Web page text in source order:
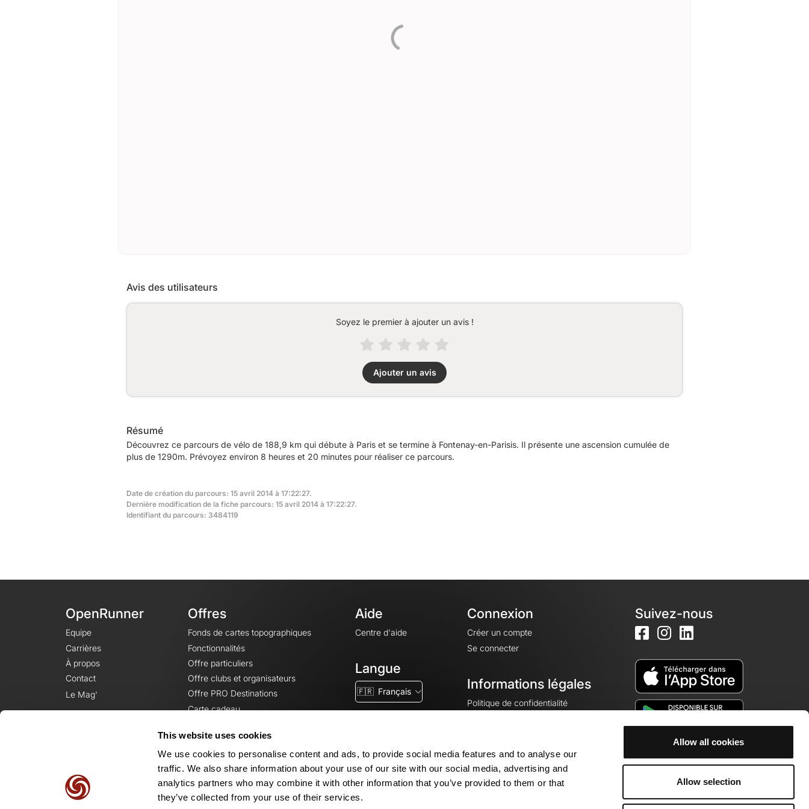
This website uses cookies
We use cookies to personalise content and ads, to provide social media features and to analyse our
traffic. We also share information about your use of our site with our social media, advertising and
analytics partners who may combine it with other information that you’ve provided to them or that
they’ve collected from your use of their services.
Allow all cookies
Allow selection
Avis des utilisateurs
Soyez le premier à ajouter un avis !
Ajouter un avis
Résumé
Découvrez ce parcours de vélo de 188,9 km qui débute à Paris et se termine à Fontenay-en-Parisis. Il présente une ascension cumulée de
plus de 1290m. Prévoyez environ 8 heures et 20 minutes pour réaliser ce parcours.
Date de création du parcours: 15 avril 2014 à 17:22:27.
Dernière modification de la fiche parcours: 15 avril 2014 à 17:22:27.
Identifiant du parcours: 3484119
OpenRunner
Equipe
Carrières
À propos
Contact
Le Mag'
Offres
Fonds de cartes topographiques
Fonctionnalités
Offre particuliers
Offre clubs et organisateurs
Offre PRO Destinations
Carte cadeau
Aide
Centre d'aide
Langue
🇫🇷 Français
Connexion
Créer un compte
Se connecter
Informations légales
Politique de confidentialité
Mentions légales
Paramètres des cookies
Suivez-nous